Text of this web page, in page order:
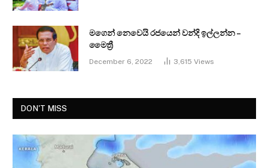
මගෙන් නෙවෙයි රජයෙන් වන්දි ඉල්ලන්න –
මෛත්‍රී
December 6, 2022 3,615 Views
DON'T MISS